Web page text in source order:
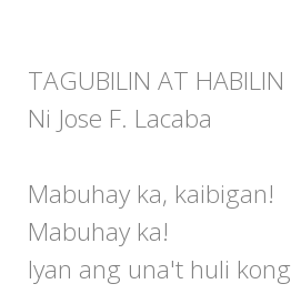
TAGUBILIN AT HABILIN
Ni Jose F. Lacaba
Mabuhay ka, kaibigan!
Mabuhay ka!
Iyan ang una't huli kong